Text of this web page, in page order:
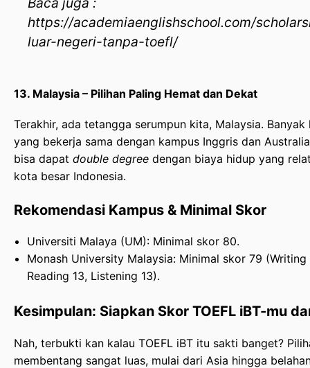
https://academiaenglishschool.com/
luar-negeri-tanpa-toefl/
13. Malaysia – Pilihan Paling Hemat dan Dekat
Terakhir, ada tetangga serumpun kita, Malaysia.
yang bekerja sama dengan kampus Inggris dan
bisa dapat double degree dengan biaya hidup yang
kota besar Indonesia.
Rekomendasi Kampus & Minimal Skor
Universiti Malaya (UM): Minimal skor 80.
Monash University Malaysia: Minimal skor 79 (Writing
Reading 13, Listening 13).
Kesimpulan: Siapkan Skor TOEFL iBT-mu
Nah, terbukti kan kalau TOEFL iBT itu sakti banget?
membentang sangat luas, mulai dari Asia hingga